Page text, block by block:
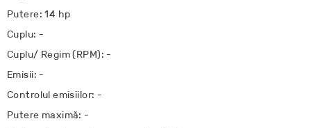
Putere: 14 hp
Cuplu: -
Cuplu/ Regim (RPM): -
Emisii: -
Controlul emisiilor: -
Putere maximă: -